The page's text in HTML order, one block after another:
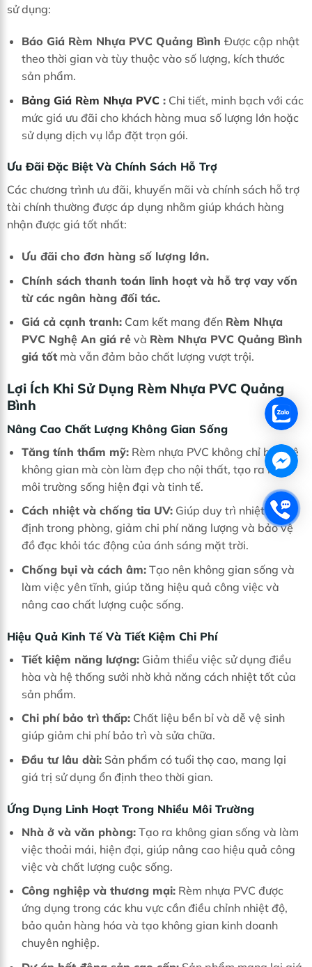
sử dụng:
Báo Giá Rèm Nhựa PVC Quảng Bình Được cập nhật
theo thời gian và tùy thuộc vào số lượng, kích thước
sản phẩm.
Bảng Giá Rèm Nhựa PVC :Chi tiết, minh bạch với các
mức giá ưu đãi cho khách hàng mua số lượng lớn hoặc
sử dụng dịch vụ lắp đặt trọn gói.
Ưu Đãi Đặc Biệt Và Chính Sách Hỗ Trợ
Các chương trình ưu đãi, khuyến mãi và chính sách hỗ trợ
tài chính thường được áp dụng nhằm giúp khách hàng
nhận được giá tốt nhất:
Ưu đãi cho đơn hàng số lượng lớn.
Chính sách thanh toán linh hoạt và hỗ trợ vay vốn
từ các ngân hàng đối tác.
Giá cả cạnh tranh:Cam kết mang đến Rèm Nhựa
PVC Nghệ An giá rẻvà Rèm Nhựa PVC Quảng Bình
giá tốtmà vẫn đảm bảo chất lượng vượt trội.
Lợi Ích Khi Sử Dụng Rèm Nhựa PVC Quảng
Bình
Nâng Cao Chất Lượng Không Gian Sống
Tăng tính thẩm mỹ:Rèm nhựa PVC không chỉ bảo vệ
không gian mà còn làm đẹp cho nội thất, tạo ra một
môi trường sống hiện đại và tinh tế.
Cách nhiệt và chống tia UV:Giúp duy trì nhiệt độ ổn
định trong phòng, giảm chi phí năng lượng và bảo vệ
đồ đạc khỏi tác động của ánh sáng mặt trời.
Chống bụi và cách âm:Tạo nên không gian sống và
làm việc yên tĩnh, giúp tăng hiệu quả công việc và
nâng cao chất lượng cuộc sống.
Hiệu Quả Kinh Tế Và Tiết Kiệm Chi Phí
Tiết kiệm năng lượng:Giảm thiểu việc sử dụng điều
hòa và hệ thống sưởi nhờ khả năng cách nhiệt tốt của
sản phẩm.
Chi phí bảo trì thấp:Chất liệu bền bỉ và dễ vệ sinh
giúp giảm chi phí bảo trì và sửa chữa.
Đầu tư lâu dài:Sản phẩm có tuổi thọ cao, mang lại
giá trị sử dụng ổn định theo thời gian.
Ứng Dụng Linh Hoạt Trong Nhiều Môi Trường
Nhà ở và văn phòng:Tạo ra không gian sống và làm
việc thoải mái, hiện đại, giúp nâng cao hiệu quả công
việc và chất lượng cuộc sống.
Công nghiệp và thương mại:Rèm nhựa PVC được
ứng dụng trong các khu vực cần điều chỉnh nhiệt độ,
bảo quản hàng hóa và tạo không gian kinh doanh
chuyên nghiệp.